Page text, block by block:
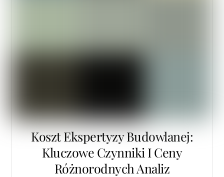
Koszt Ekspertyzy Budowlanej:
Kluczowe Czynniki I Ceny
Różnorodnych Analiz